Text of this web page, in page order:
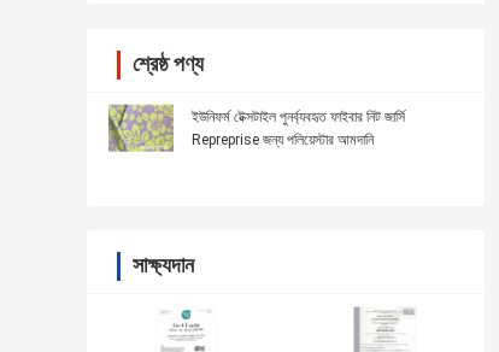
শ্রেষ্ঠ পণ্য
ইউনিফর্ম টেক্সটাইল পুনর্ব্যবহৃত ফাইবার নিট জার্সি
Repreprise জন্য পলিয়েস্টার আমদানি
সাক্ষ্যদান